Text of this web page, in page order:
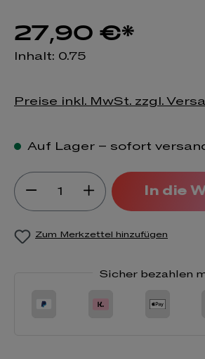
27,90 €*
Inhalt: 0.75
Preise inkl. MwSt. zzgl.
Auf Lager – sofort
Produkt Anzahl: Gib
In die
Zum Merkzettel hinzufügen
Sicher bezahlen